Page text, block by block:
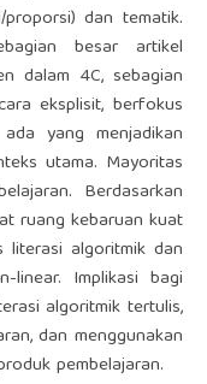
dan tematik.
besar artikel
dalam 4C, sebagian
eksplisit, berfokus
yang menjadikan
utama. Mayoritas
Berdasarkan
ruang kebaruan kuat
literasi algoritmik dan
Implikasi bagi
algoritmik tertulis,
dan menggunakan
pembelajaran.